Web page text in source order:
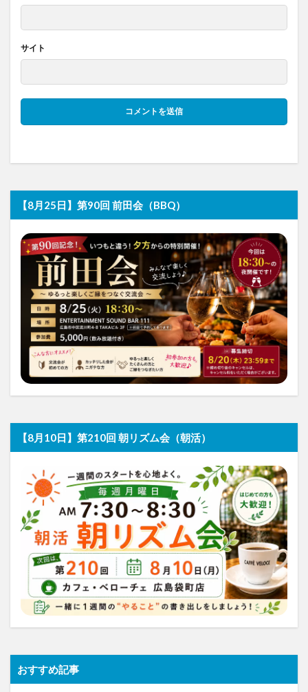
サイト
【8月25日】第90回 前田会（BBQ）
【8月10日】第210回 朝リズム会（朝活）
おすすめ記事